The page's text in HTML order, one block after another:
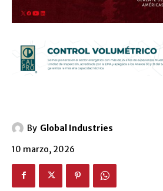
By Global Industries
10 marzo, 2026